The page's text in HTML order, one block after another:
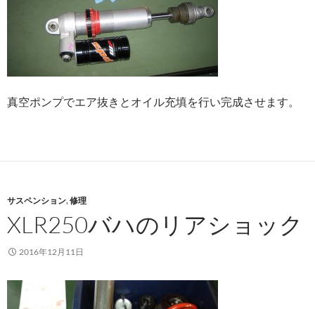
真空ポンプでエア抜きとオイル充填を行い完成させます。
サスペンション,修理
XLR250バハのリアショック
2016年12月11日